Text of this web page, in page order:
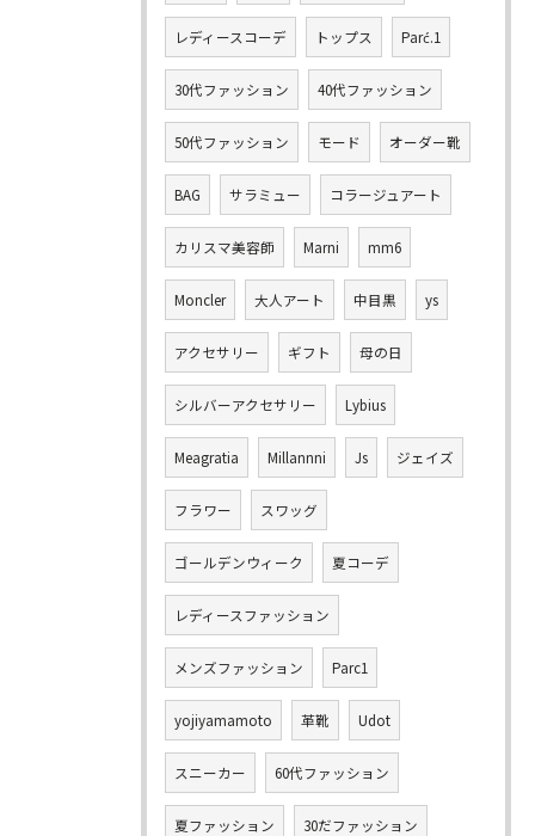
レディースコーデ トップス Parć.1
30代ファッション 40代ファッション
50代ファッション モード オーダー靴
BAG サラミュー コラージュアート
カリスマ美容師 Marni mm6
Moncler 大人アート 中目黒 ys
アクセサリー ギフト 母の日
シルバーアクセサリー Lybius
Meagratia Millannni Js ジェイズ
フラワー スワッグ
ゴールデンウィーク 夏コーデ
レディースファッション
メンズファッション Parc1
yojiyamamoto 革靴 Udot
スニーカー 60代ファッション
夏ファッション 30だファッション